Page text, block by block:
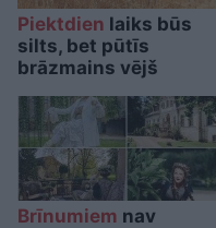
Piektdien laiks būs
silts, bet pūtīs
brāzmains vējš
Brīnumiem nav